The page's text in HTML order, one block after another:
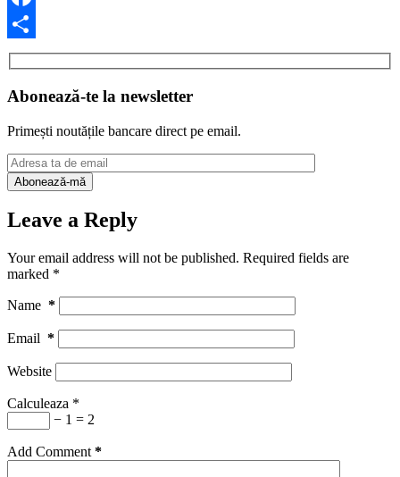
Facebook
Share
Abonează-te la newsletter
Primești noutățile bancare direct pe email.
Leave a Reply
Your email address will not be published. Required fields are
marked *
Name *
Email *
Website
Calculeaza *
− 1 = 2
Add Comment *